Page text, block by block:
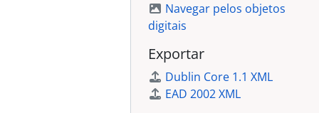
Navegar pelos objetos
digitais
Exportar
Dublin Core 1.1 XML
EAD 2002 XML